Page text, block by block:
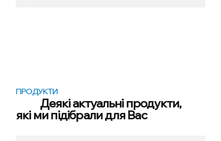
ПРОДУКТИ
Деякі актуальні продукти,
які ми підібрали для Вас